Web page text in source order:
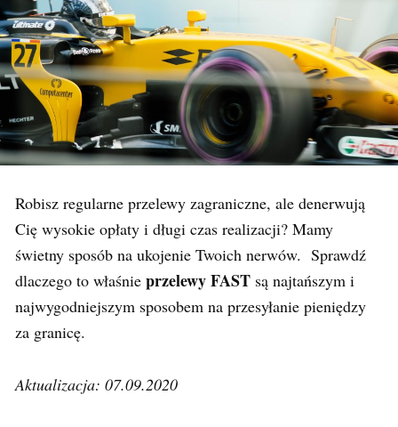
Robisz regularne przelewy zagraniczne, ale denerwują
Cię wysokie opłaty i długi czas realizacji? Mamy
świetny sposób na ukojenie Twoich nerwów. Sprawdź
dlaczego to właśnie przelewy FAST są najtańszym i
najwygodniejszym sposobem na przesyłanie pieniędzy
za granicę.
Aktualizacja: 07.09.2020